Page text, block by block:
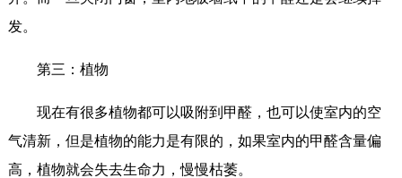
发。
第三：植物
现在有很多植物都可以吸附到甲醛，也可以使室内的空
气清新，但是植物的能力是有限的，如果室内的甲醛含量偏
高，植物就会失去生命力，慢慢枯萎。